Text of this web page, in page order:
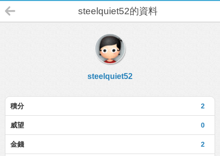
steelquiet52的資料
steelquiet52
2
積分
0
威望
2
金錢